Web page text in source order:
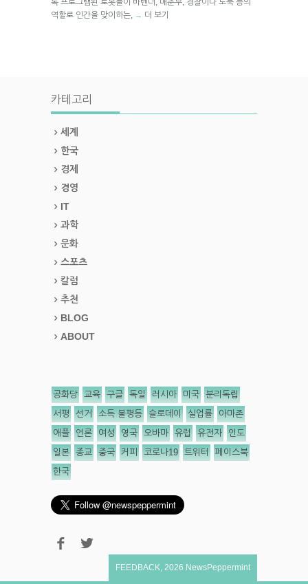
역할로 인간을 맞이하는,
→ 더 보기
카테고리
세계
한국
경제
경영
IT
과학
문화
스포츠
칼럼
추천
BLOG
ABOUT
공화당 교육 구글 독일 러시아 미국 분리독립
서평 선거 소득 불평등 슬로데이 실업률 아마존
애플 언론 여성 영국 오바마 유럽 유전자 인도
일본 종교 중국 커피 코로나19 트위터 페이스북
한국
FEEDBACK 2026 NewsPeppermint